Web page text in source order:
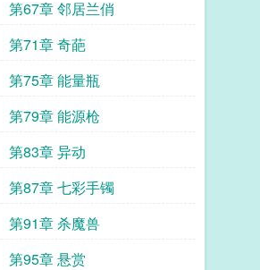
第67章 邻居兰俏
第71章 奇葩
第75章 能量瓶
第79章 能源枪
第83章 异动
第87章 七彩手镯
第91章 杀魔兽
第95章 悬赏